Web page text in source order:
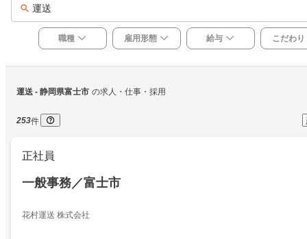
運送
職種 雇用形態 給与 こだわり
運送 - 静岡県富士市 の求人・仕事・採用
253件
正社員
一般事務／富士市
花村運送 株式会社